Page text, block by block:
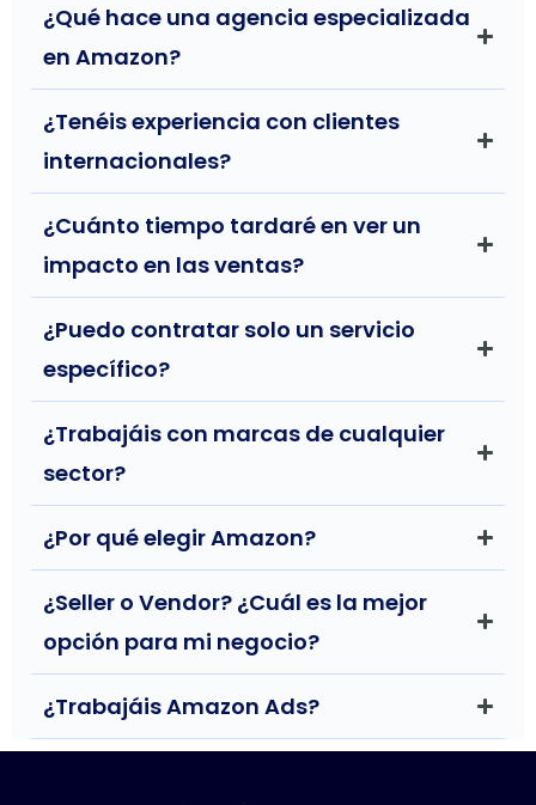
estas
ones
para
namien
to, y
endo
puso
casuíst
¿Qué hace una agencia especializada
en Amazon?
¿Tenéis experiencia con clientes
internacionales?
¿Cuánto tiempo tardaré en ver un
impacto en las ventas?
¿Puedo contratar solo un servicio
específico?
¿Trabajáis con marcas de cualquier
sector?
¿Por qué elegir Amazon?
¿Seller o Vendor? ¿Cuál es la mejor
opción para mi negocio?
¿Trabajáis Amazon Ads?